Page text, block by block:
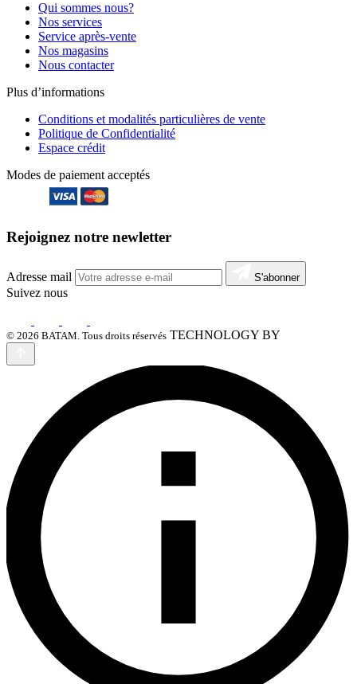
Qui sommes nous?
Nos services
Service après-vente
Nos magasins
Nous contacter
Plus d’informations
Conditions et modalités particulières de vente
Politique de Confidentialité
Espace crédit
Modes de paiement acceptés
Rejoignez notre newletter
Adresse mail S'abonner
Suivez nous
© 2026 BATAM. Tous droits réservés TECHNOLOGY BY